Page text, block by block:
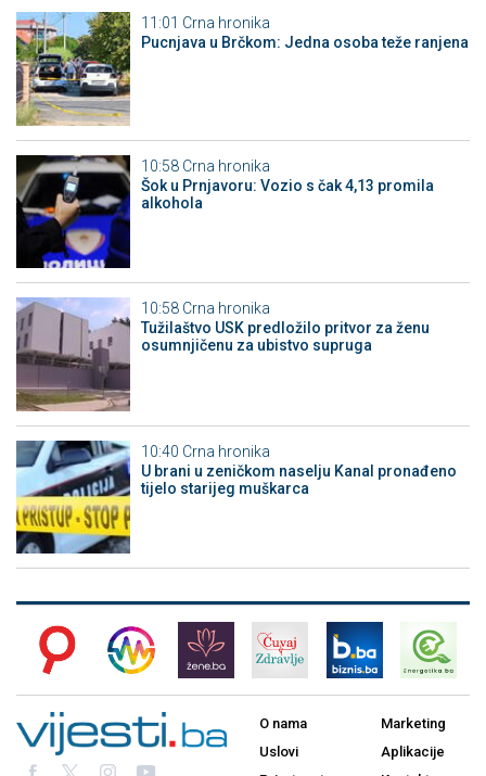
11:01 Crna hronika
Pucnjava u Brčkom: Jedna osoba teže ranjena
10:58 Crna hronika
Šok u Prnjavoru: Vozio s čak 4,13 promila
alkohola
10:58 Crna hronika
Tužilaštvo USK predložilo pritvor za ženu
osumnjičenu za ubistvo supruga
10:40 Crna hronika
U brani u zeničkom naselju Kanal pronađeno
tijelo starijeg muškarca
O nama
Uslovi
Marketing
Aplikacije